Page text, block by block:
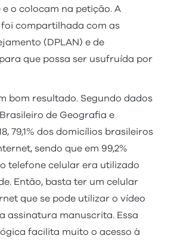
e o colocam na petição. A
compartilhada com as
(DPLAN) e de
que possa ser usufruída por
bom resultado. Segundo dados
de Geografia e
79,1% dos domicílios brasileiros
sendo que em 99,2%
telefone celular era utilizado
Então, basta ter um celular
que se pode utilizar o vídeo
assinatura manuscrita. Essa
facilita muito o acesso à